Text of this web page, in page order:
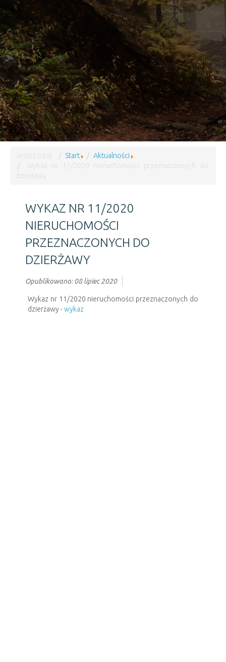
Jesteś tutaj: Start
Aktualności
Wykaz nr 11/2020 nieruchomości przeznaczonych do
dzierżawy
WYKAZ NR 11/2020
NIERUCHOMOŚCI
PRZEZNACZONYCH DO
DZIERŻAWY
Opublikowano: 08 lipiec 2020
Wykaz nr 11/2020 nieruchomości przeznaczonych do
dzierżawy -wykaz